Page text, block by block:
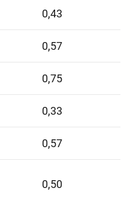
0,43
0,57
0,75
0,33
0,57
0,50